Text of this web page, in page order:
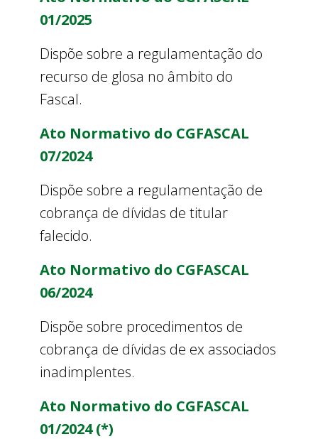
01/2025
Dispõe sobre a regulamentação do
recurso de glosa no âmbito do
Fascal.
Ato Normativo do CGFASCAL
07/2024
Dispõe sobre a regulamentação de
cobrança de dívidas de titular
falecido.
Ato Normativo do CGFASCAL
06/2024
Dispõe sobre procedimentos de
cobrança de dívidas de ex associados
inadimplentes.
Ato Normativo do CGFASCAL
01/2024 (*)